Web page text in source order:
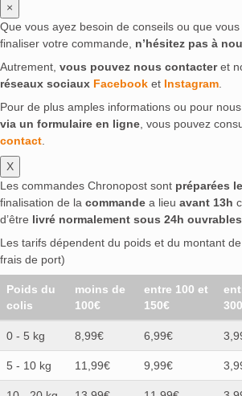
×
Que vous ayez besoin de conseils ou que vous
finaliser votre commande, n’hésitez pas à
Autrement, vous pouvez nous contacteret
réseaux sociaux Facebook et Instagram.
Pour de plus amples informations ou pour
via un formulaire en ligne, vous pouvez
contact.
X
Les commandes Chronopost sont préparées
finalisation de la commande a lieu avant 13h
d’être livré normalement sous 24h
Les tarifs dépendent du poids et du montant
frais de port)
Poids du
colis
moins de
100€
entre 100 et
150€
0 - 5 kg 8,99€ 6,99€
5 - 10 kg 11,99€ 9,99€